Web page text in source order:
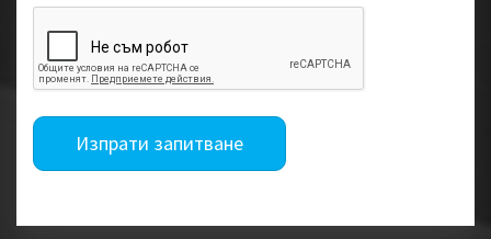
Изпрати запитване